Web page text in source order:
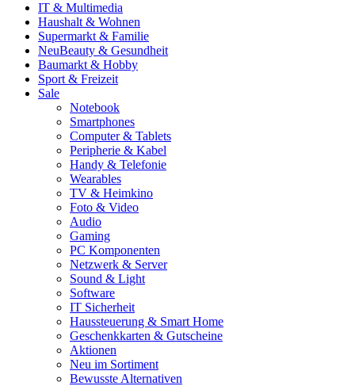
IT & Multimedia
Haushalt & Wohnen
Supermarkt & Familie
NeuBeauty & Gesundheit
Baumarkt & Hobby
Sport & Freizeit
Sale
Notebook
Smartphones
Computer & Tablets
Peripherie & Kabel
Handy & Telefonie
Wearables
TV & Heimkino
Foto & Video
Audio
Gaming
PC Komponenten
Netzwerk & Server
Sound & Light
Software
IT Sicherheit
Haussteuerung & Smart Home
Geschenkkarten & Gutscheine
Aktionen
Neu im Sortiment
Bewusste Alternativen